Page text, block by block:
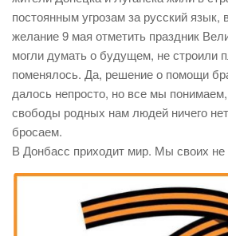
постоянным угрозам за русский язык,
желание 9 мая отметить праздник
могли думать о будущем, не строили
поменялось. Да, решение о помощи
далось непросто, но все мы
свободы родных нам людей ничего
бросаем.
В Донбасс приходит мир. Мы своих не